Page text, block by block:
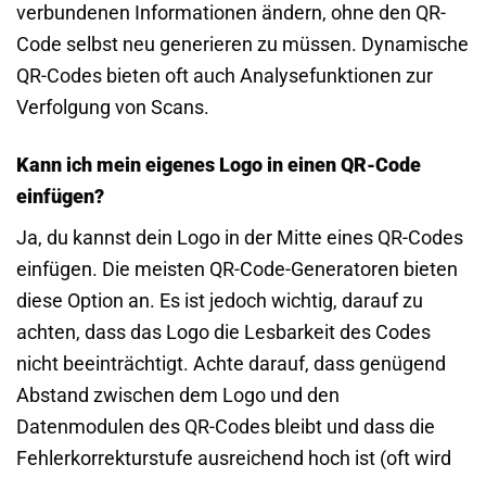
verbundenen Informationen ändern, ohne den QR-
Code selbst neu generieren zu müssen. Dynamische
QR-Codes bieten oft auch Analysefunktionen zur
Verfolgung von Scans.
Kann ich mein eigenes Logo in einen QR-Code
einfügen?
Ja, du kannst dein Logo in der Mitte eines QR-Codes
einfügen. Die meisten QR-Code-Generatoren bieten
diese Option an. Es ist jedoch wichtig, darauf zu
achten, dass das Logo die Lesbarkeit des Codes
nicht beeinträchtigt. Achte darauf, dass genügend
Abstand zwischen dem Logo und den
Datenmodulen des QR-Codes bleibt und dass die
Fehlerkorrekturstufe ausreichend hoch ist (oft wird